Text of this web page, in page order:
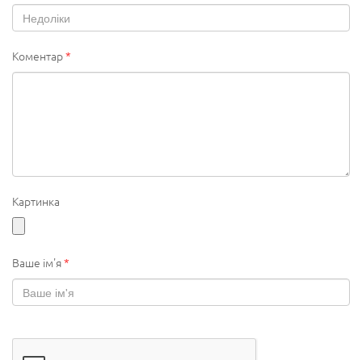
Коментар*
Картинка
Ваше ім'я*